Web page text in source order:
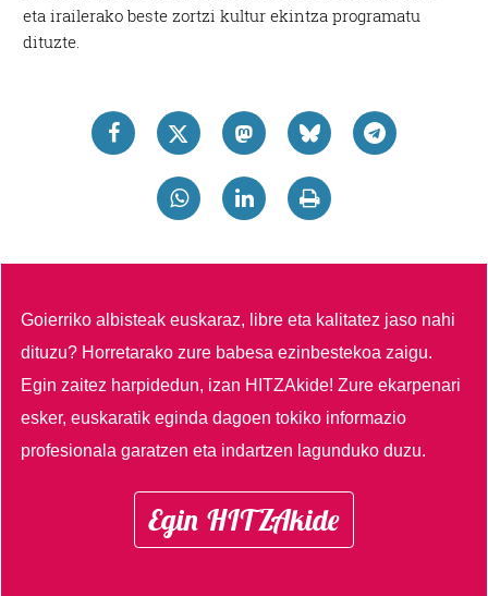
eta irailerako beste zortzi kultur ekintza programatu
dituzte.
Goierriko albisteak euskaraz, libre eta kalitatez jaso nahi
dituzu? Horretarako zure babesa ezinbestekoa zaigu.
Egin zaitez harpidedun, izan HITZAkide!Zure ekarpenari
esker, euskaratik eginda dagoen tokiko informazio
profesionala garatzen eta indartzen lagunduko duzu.
Egin HITZAkide